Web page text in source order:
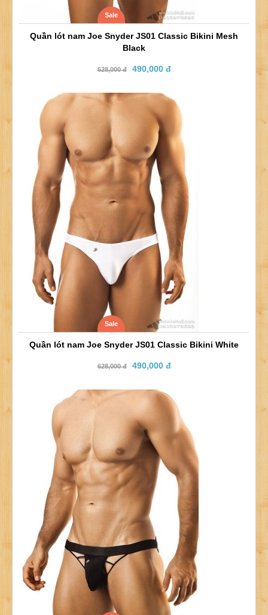
Sale
Quần lót nam Joe Snyder JS01 Classic Bikini Mesh
Black
628,000 đ 490,000 đ
Sale
Quần lót nam Joe Snyder JS01 Classic Bikini White
628,000 đ 490,000 đ